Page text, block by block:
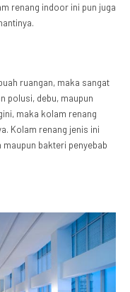
renang indoor ini pun juga
ruangan, maka sangat
polusi, debu, maupun
maka kolam renang
Kolam renang jenis ini
bakteri penyebab